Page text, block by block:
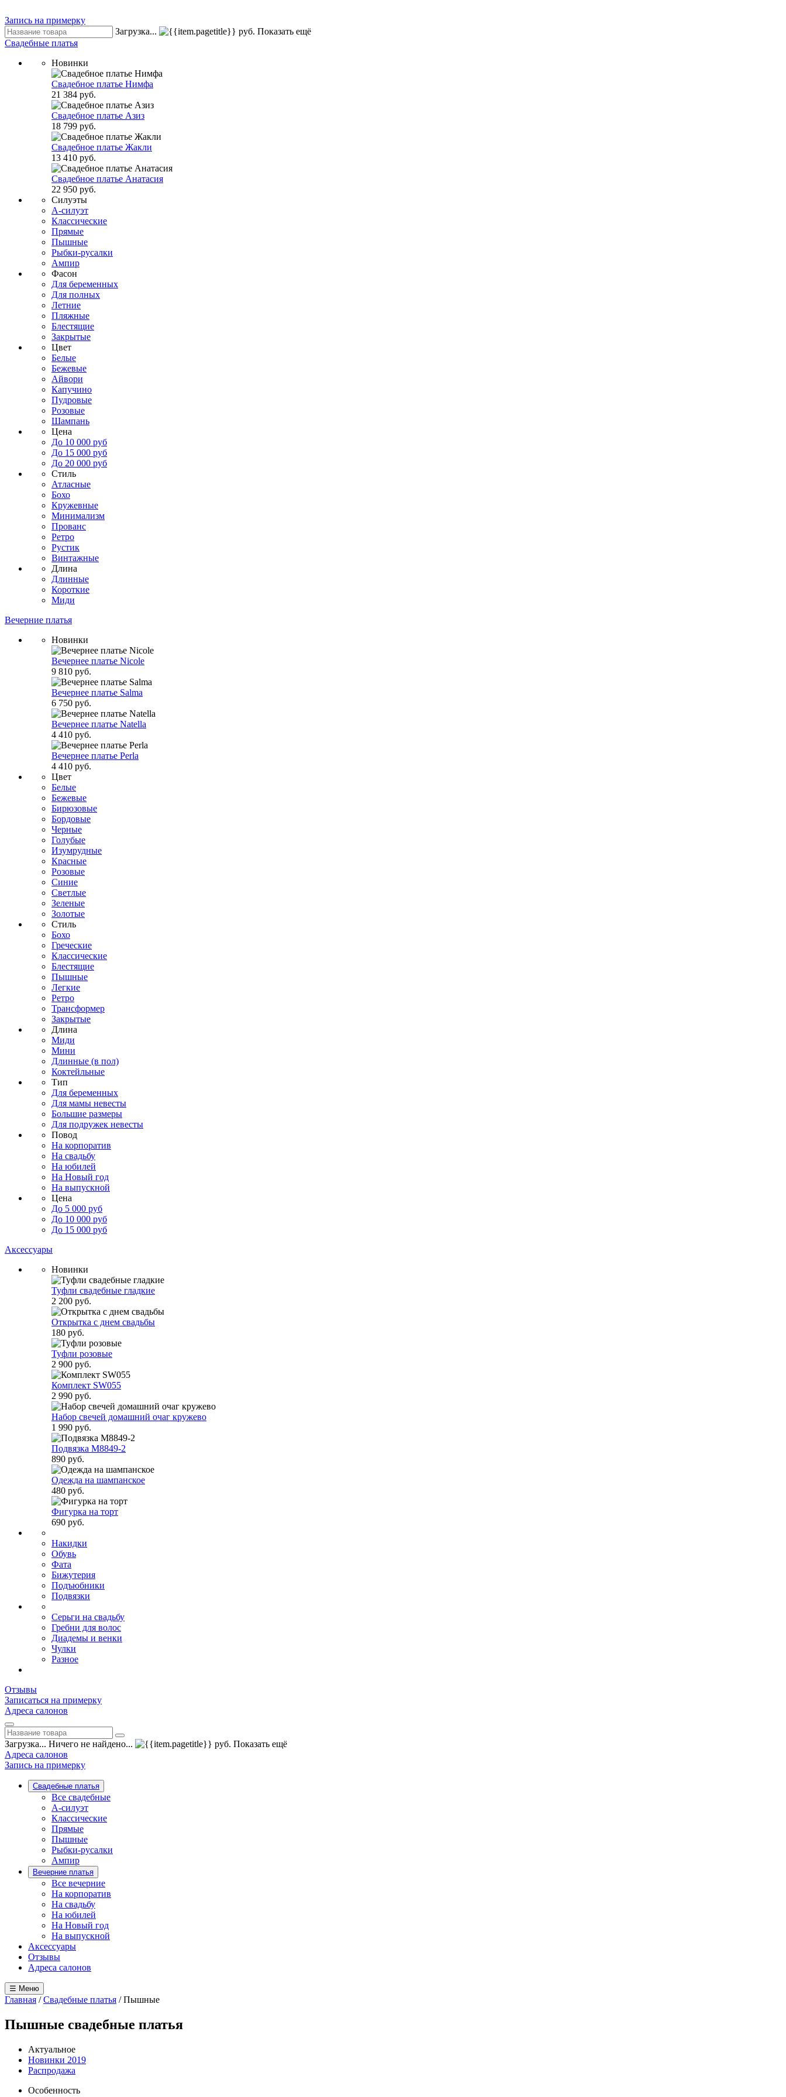
Запись на примерку
Загрузка...
руб. Показать ещё
Свадебные платья
Новинки
Свадебное платье Нимфа
21 384 руб.
Свадебное платье Азиз
18 799 руб.
Свадебное платье Жакли
13 410 руб.
Свадебное платье Анатасия
22 950 руб.
Силуэты
А-силуэт
Классические
Прямые
Пышные
Рыбки-русалки
Ампир
Фасон
Для беременных
Для полных
Летние
Пляжные
Блестящие
Закрытые
Цвет
Белые
Бежевые
Айвори
Капучино
Пудровые
Розовые
Шампань
Цена
До 10 000 руб
До 15 000 руб
До 20 000 руб
Стиль
Атласные
Бохо
Кружевные
Минимализм
Прованс
Ретро
Рустик
Винтажные
Длина
Длинные
Короткие
Миди
Вечерние платья
Новинки
Вечернее платье Nicole
9 810 руб.
Вечернее платье Salma
6 750 руб.
Вечернее платье Natella
4 410 руб.
Вечернее платье Perla
4 410 руб.
Цвет
Белые
Бежевые
Бирюзовые
Бордовые
Черные
Голубые
Изумрудные
Красные
Розовые
Синие
Светлые
Зеленые
Золотые
Стиль
Бохо
Греческие
Классические
Блестящие
Пышные
Легкие
Ретро
Трансформер
Закрытые
Длина
Миди
Мини
Длинные (в пол)
Коктейльные
Тип
Для беременных
Для мамы невесты
Большие размеры
Для подружек невесты
Повод
На корпоратив
На свадьбу
На юбилей
На Новый год
На выпускной
Цена
До 5 000 руб
До 10 000 руб
До 15 000 руб
Аксессуары
Новинки
Туфли свадебные гладкие
2 200 руб.
Открытка с днем свадьбы
180 руб.
Туфли розовые
2 900 руб.
Комплект SW055
2 990 руб.
Набор свечей домашний очаг кружево
1 990 руб.
Подвязка М8849-2
890 руб.
Одежда на шампанское
480 руб.
Фигурка на торт
690 руб.
Накидки
Обувь
Фата
Бижутерия
Подъюбники
Подвязки
Серьги на свадьбу
Гребни для волос
Диадемы и венки
Чулки
Разное
Отзывы
Записаться на примерку
Адреса салонов
Загрузка... Ничего не найдено... руб. Показать ещё
Адреса салонов
Запись на примерку
Свадебные платья
Все свадебные
А-силуэт
Классические
Прямые
Пышные
Рыбки-русалки
Ампир
Вечерние платья
Все вечерние
На корпоратив
На свадьбу
На юбилей
На Новый год
На выпускной
Аксессуары
Отзывы
Адреса салонов
☰ Меню
Главная /Свадебные платья /Пышные
Пышные свадебные платья
Актуальное
Новинки 2019
Распродажа
Особенность